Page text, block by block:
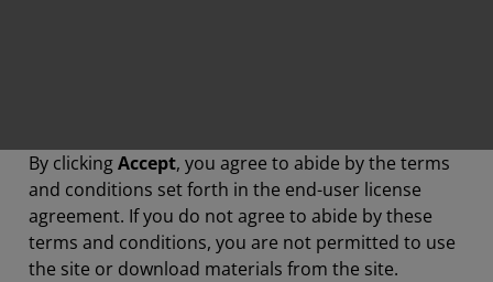
By clickingAccept, you agree to abide by the terms
and conditions set forth in the end-user license
agreement. If you do not agree to abide by these
terms and conditions, you are not permitted to use
the site or download materials from the site.